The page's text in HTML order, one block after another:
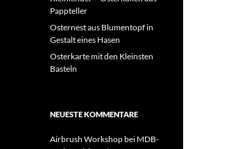
Pappteller
Osternest aus Blumentopf in
Gestalt eines Hasen
Osterkarte mit den Kleinsten
Basteln
NEUESTE KOMMENTARE
Airbrush Workshop bei MDB-